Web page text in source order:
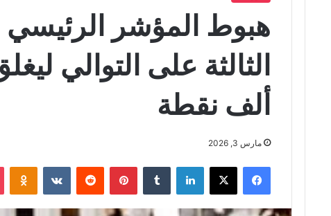
هبوط المؤشر الرئيسي
ألف نقطة
مارس 3, 2026
فيسبوك X لينكدإن بينتيريست